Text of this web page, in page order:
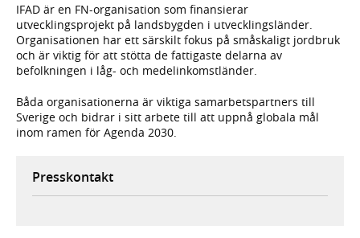
IFAD är en FN-organisation som finansierar
utvecklingsprojekt på landsbygden i utvecklingsländer.
Organisationen har ett särskilt fokus på småskaligt jordbruk
och är viktig för att stötta de fattigaste delarna av
befolkningen i låg- och medelinkomstländer.
Båda organisationerna är viktiga samarbetspartners till
Sverige och bidrar i sitt arbete till att uppnå globala mål
inom ramen för Agenda 2030.
Presskontakt